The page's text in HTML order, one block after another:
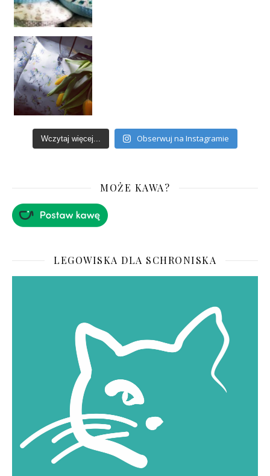
Wczytaj więcej... Obserwuj na Instagramie
MOŻE KAWA?
LEGOWISKA DLA SCHRONISKA